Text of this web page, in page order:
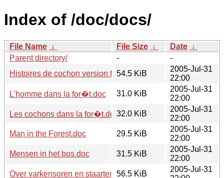
Index of /doc/docs/
File Name ↓ File Size ↓ Date ↓
Parent directory/
-
-
Histoires de cochon version finale.doc
54.5 KiB
2005-Jul-31
22:00
L'homme dans la for�t.doc
31.0 KiB
2005-Jul-31
22:00
Les cochons dans la for�t.doc32.0 KiB
2005-Jul-31
22:00
Man in the Forest.doc
29.5 KiB
2005-Jul-31
22:00
Mensen in het bos.doc
31.5 KiB
2005-Jul-31
22:00
Over varkensoren en staarten.doc56.5 KiB
2005-Jul-31